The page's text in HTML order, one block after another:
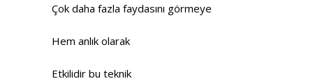
Çok daha fazla faydasını görmeye
Hem anlık olarak
Etkilidir bu teknik